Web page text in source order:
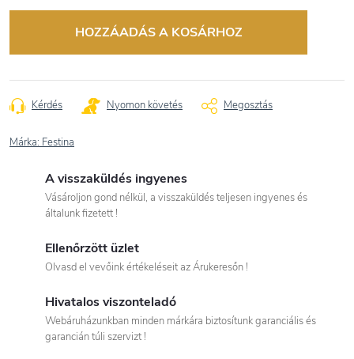
HOZZÁADÁS A KOSÁRHOZ
Kérdés Nyomon követés Megosztás
Márka: Festina
A visszaküldés ingyenes
Vásároljon gond nélkül, a visszaküldés teljesen ingyenes és
általunk fizetett !
Ellenőrzött üzlet
Olvasd el vevőink értékeléseit az Árukeresőn !
Hivatalos viszonteladó
Webáruházunkban minden márkára biztosítunk garanciális és
garancián túli szervizt !